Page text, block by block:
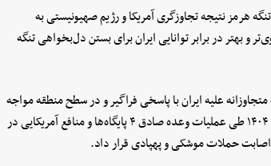
هرمز نتیجه تجاوزگری آمریکا و رژیم صهیونیستی به
بهتر در برابر توانایی ایران برای بستن دل‌بخواهی تنگه
علیه ایران با پاسخی فراگیر و در سطح منطقه مواجه
خواهد شد، پس از آغاز حملات آمریکایی-صهیونیستی در ۹ اسفند ۱۴۰۴ طی عملیات وعده صادق ۴ پایگاه‌ها و منافع آمریکایی در
حملات موشکی و پهپادی قرار داد.